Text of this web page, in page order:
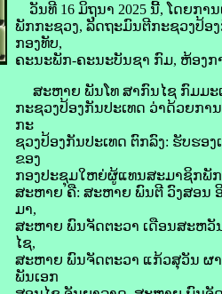
ວັນທີ 16 ມິຖຸນາ 2025 ນີ້, ໂດຍກ
ພັກກະຊວງ, ລັດຖະມົນຕີກະຊວງປ້ອ
ກອງທັບ,
ຄະນະພັກ-ຄະນະບັນຊາ ກົມ, ຫ້ອງກ
ສະຫາຍ ພັນໂທ ສາກົນໄຊ ກົມມະ
ກະຊວງປ້ອງກັນປະເທດ ວ່າດ້ວຍກ
ກະ
ຊວງປ້ອງກັນປະເທດ ຕົກລົງ: ຮັບຮອ
ຂອງ
ກອງປະຊຸມໃຫຍ່ຜູ້ແທນສະມາຊິກພັກ
ສະຫາຍ ຄື: ສະຫາຍ ພົນຕີ ວົງສອນ
ມາ,
ສະຫາຍ ພົນຈັດຕະວາ ເດືອນສະຫວັ
ໄຊ,
ສະຫາຍ ພົນຈັດຕະວາ ແກ້ວສຸວັນ ຜ
ພັນເອກ